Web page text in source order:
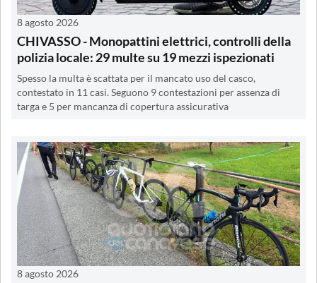
8 agosto 2026
CHIVASSO - Monopattini elettrici, controlli della
polizia locale: 29 multe su 19 mezzi ispezionati
Spesso la multa è scattata per il mancato uso del casco,
contestato in 11 casi. Seguono 9 contestazioni per assenza di
targa e 5 per mancanza di copertura assicurativa
8 agosto 2026